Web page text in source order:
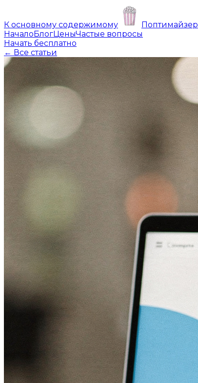
К основному содержимому
Поптимайзер
НачалоБлогЦеныЧастые вопросы
Начать бесплатно
← Все статьи